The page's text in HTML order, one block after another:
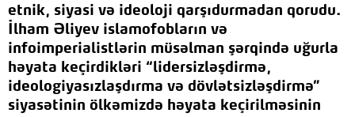
etnik, siyasi və ideoloji qarşıdurmadan qorudu.
İlham Əliyev islamofobların və
infoimperialistlərin müsəlman şərqində uğurla
həyata keçirdikləri “lidersizləşdirmə,
ideologiyasızlaşdırma və dövlətsizləşdirmə”
siyasətinin ölkəmizdə həyata keçirilməsinin